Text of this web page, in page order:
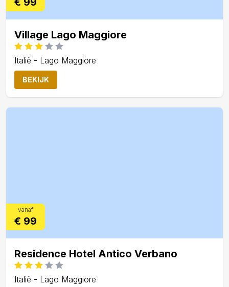
Village Lago Maggiore
Italië - Lago Maggiore
BEKIJK
vanaf
€ 99
Residence Hotel Antico Verbano
Italië - Lago Maggiore